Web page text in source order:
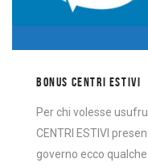
BONUS CENTRI ESTIVI
Per chi volesse
CENTRI ESTIVI
governo ecco